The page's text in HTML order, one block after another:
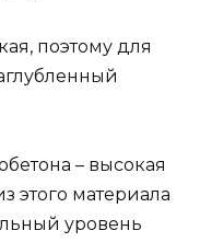
поэтому для
– высокая
этого материала
уровень